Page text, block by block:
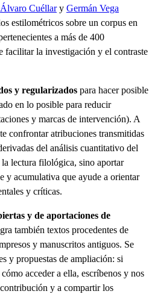
Álvaro Cuéllary Germán Vega
estilométricos sobre un corpus en
a más de 400
facilitar la investigación y el contraste
y regularizados para hacer posible
en lo posible para reducir
y marcas de intervención). A
confrontar atribuciones transmitidas
del análisis cuantitativo del
lectura filológica, sino aportar
y acumulativa que ayude a orientar
y críticas.
y de aportaciones de
también textos procedentes de
y manuscritos antiguos. Se
y propuestas de ampliación: si
acceder a ella, escríbenos y nos
y a compartir los